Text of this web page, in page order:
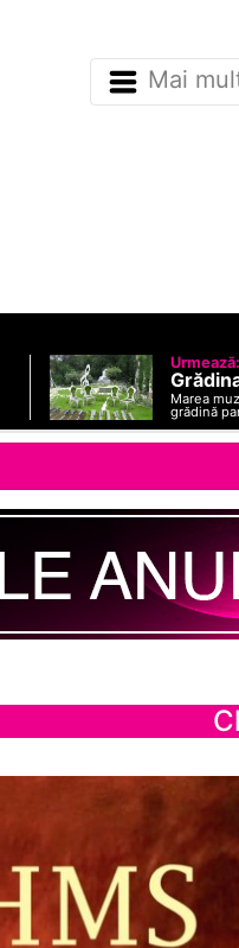
Mai
Urmează:
Marea
grădină